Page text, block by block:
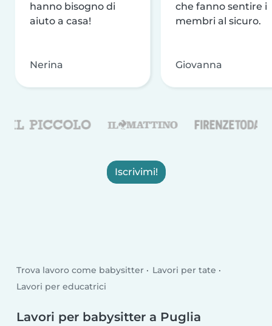
hanno bisogno di
aiuto a casa!
Nerina
che fanno sentire i
membri al sicuro.
Giovanna
Iscrivimi!
Trova lavoro come babysitter
Lavori per tate
Lavori per educatrici
Lavori per babysitter a Puglia